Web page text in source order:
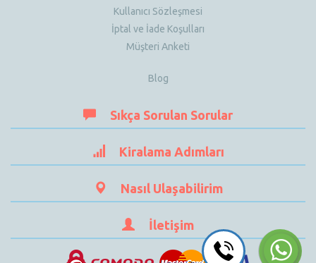
Kullanıcı Sözleşmesi
İptal ve İade Koşulları
Müşteri Anketi
Blog
Sıkça Sorulan Sorular
Kiralama Adımları
Nasıl Ulaşabilirim
İletişim